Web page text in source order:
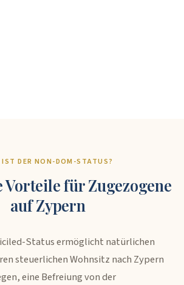
IST DER NON-DOM-STATUS?
Vorteile für Zugezogene
auf Zypern
Status ermöglicht natürlichen
steuerlichen Wohnsitz nach Zypern
eine Befreiung von der